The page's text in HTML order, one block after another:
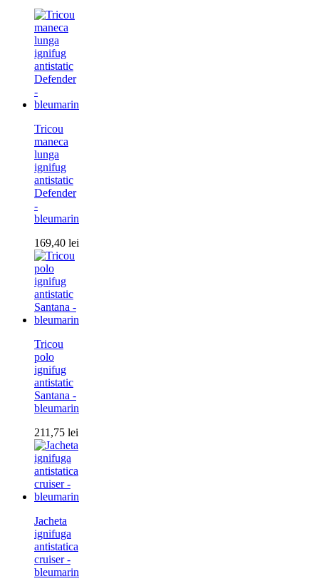
Tricou
maneca
lunga
ignifug
antistatic
Defender
-
bleumarin
169,40 lei
Tricou
polo
ignifug
antistatic
Santana -
bleumarin
211,75 lei
Jacheta
ignifuga
antistatica
cruiser -
bleumarin